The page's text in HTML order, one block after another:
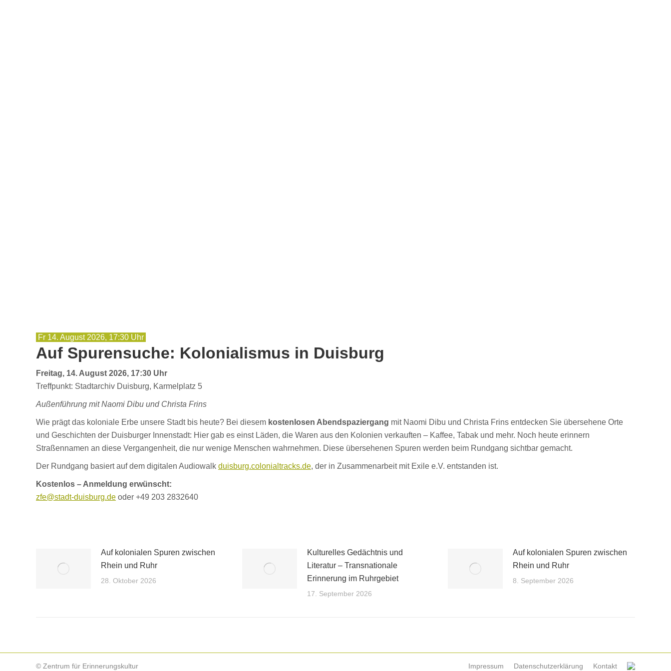
Fr 14. August 2026, 17:30 Uhr
Auf Spurensuche: Kolonialismus in Duisburg
Freitag, 14. August 2026, 17:30 Uhr
Treffpunkt: Stadtarchiv Duisburg, Karmelplatz 5
Außenführung mit Naomi Dibu und Christa Frins
Wie prägt das koloniale Erbe unsere Stadt bis heute? Bei diesem kostenlosen Abendspaziergang mit Naomi Dibu und Christa Frins entdecken Sie übersehene Orte
und Geschichten der Duisburger Innenstadt: Hier gab es einst Läden, die Waren aus den Kolonien verkauften – Kaffee, Tabak und mehr. Noch heute erinnern
Straßennamen an diese Vergangenheit, die nur wenige Menschen wahrnehmen. Diese übersehenen Spuren werden beim Rundgang sichtbar gemacht.
Der Rundgang basiert auf dem digitalen Audiowalk duisburg.colonialtracks.de, der in Zusammenarbeit mit Exile e.V. entstanden ist.
Kostenlos – Anmeldung erwünscht:
zfe@stadt-duisburg.de oder +49 203 2832640
Auf kolonialen Spuren zwischen
Rhein und Ruhr
28. Oktober 2026
Kulturelles Gedächtnis und
Literatur – Transnationale
Erinnerung im Ruhrgebiet
17. September 2026
Auf kolonialen Spuren zwischen
Rhein und Ruhr
8. September 2026
© Zentrum für Erinnerungskultur Impressum Datenschutzerklärung Kontakt